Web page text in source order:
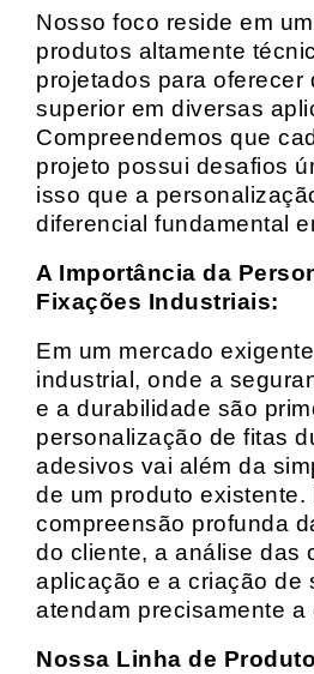
Nosso foco reside em
produtos altamente
projetados para oferecer
superior em diversas
Compreendemos que
projeto possui desafios
isso que a
diferencial fundamental
A Importância da
Fixações Industriais:
Em um mercado
industrial, onde a
e a durabilidade são
personalização de fitas
adesivos vai além da
de um produto existente.
compreensão profunda
do cliente, a análise das
aplicação e a criação de
atendam precisamente
Nossa Linha de